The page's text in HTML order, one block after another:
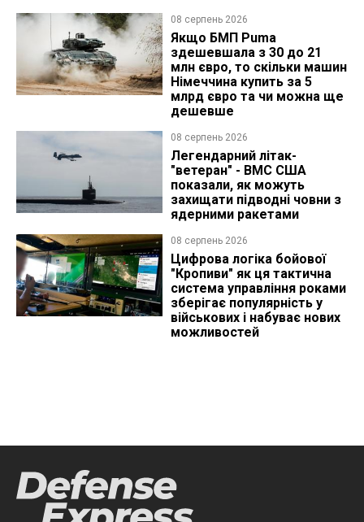
08 серпень 2026
Якщо БМП Puma
здешевшала з 30 до 21
млн євро, то скільки машин
Німеччина купить за 5
млрд євро та чи можна ще
дешевше
08 серпень 2026
Легендарний літак-
"ветеран" - ВМС США
показали, як можуть
захищати підводні човни з
ядерними ракетами
08 серпень 2026
Цифрова логіка бойової
"Кропиви" як ця тактична
система управління роками
зберігає популярність у
військових і набуває нових
можливостей